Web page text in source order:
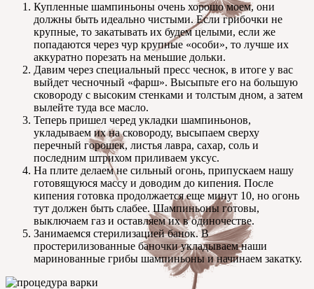
Купленные шампиньоны очень хорошо моем, они
должны быть идеально чистыми. Если грибочки не
крупные, то закатывать их будем целыми, если же
попадаются через чур крупные «особи», то лучше их
аккуратно порезать на меньшие дольки.
Давим через специальный пресс чеснок, в итоге у вас
выйдет чесночный «фарш». Высыпьте его на большую
сковороду с высоким стенками и толстым дном, а затем
вылейте туда все масло.
Теперь пришел черед укладки шампиньонов,
укладываем их на сковороду, высыпаем сверху
перечный горошек, листья лавра, сахар, соль и
последним штрихом приливаем уксус.
На плите делаем не сильный огонь, припускаем нашу
готовящуюся массу и доводим до кипения. После
кипения готовка продолжается еще минут 10, но огонь
тут должен быть слабее. Шампиньоны готовы,
выключаем газ и оставляем их в одиночестве.
Занимаемся стерилизацией банок. В
простерилизованные баночки укладываем наши
маринованные грибы шампиньоны и начинаем закатку.